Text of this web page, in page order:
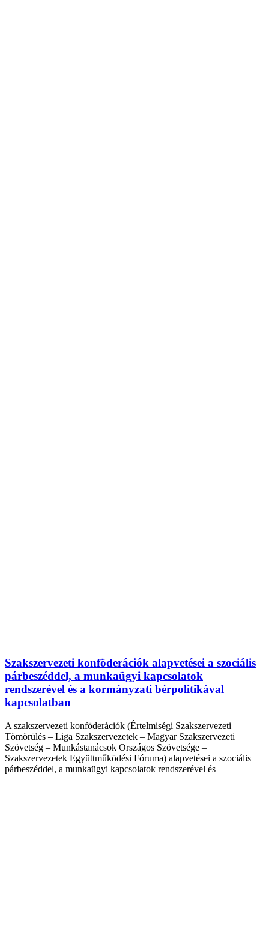
Szakszervezeti konföderációk alapvetései a szociális
párbeszéddel, a munkaügyi kapcsolatok
rendszerével és a kormányzati bérpolitikával
kapcsolatban
A szakszervezeti konföderációk (Értelmiségi Szakszervezeti
Tömörülés – Liga Szakszervezetek – Magyar Szakszervezeti
Szövetség – Munkástanácsok Országos Szövetsége –
Szakszervezetek Együttműködési Fóruma) alapvetései a szociális
párbeszéddel, a munkaügyi kapcsolatok rendszerével és